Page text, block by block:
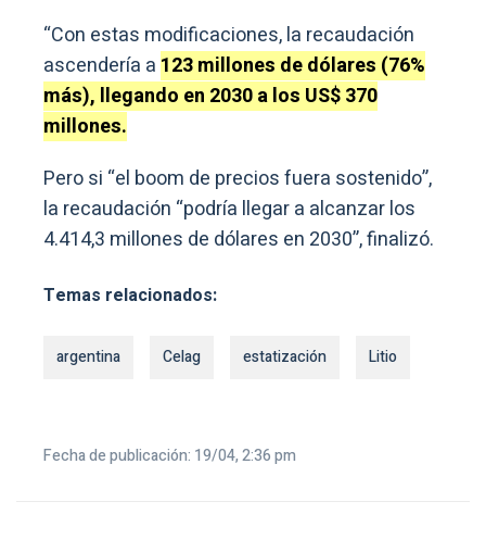
“Con estas modificaciones, la recaudación
ascendería a 123 millones de dólares (76%
más), llegando en 2030 a los US$ 370
millones.
Pero si “el boom de precios fuera sostenido”,
la recaudación “podría llegar a alcanzar los
4.414,3 millones de dólares en 2030”, finalizó.
Temas relacionados:
argentina Celag estatización Litio
Fecha de publicación: 19/04, 2:36 pm